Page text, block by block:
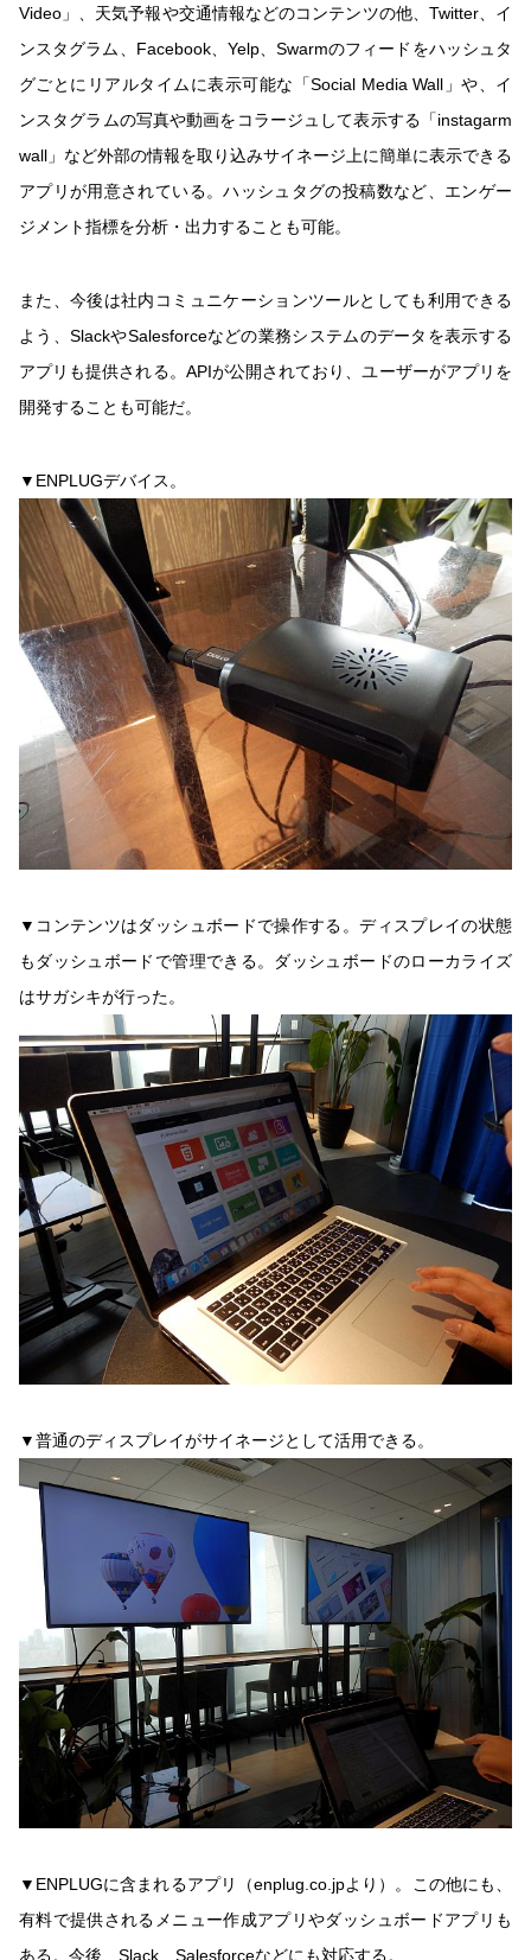
Video」、天気予報や交通情報などのコンテンツの他、Twitter、イ
ンスタグラム、Facebook、Yelp、Swarmのフィードをハッシュタ
グごとにリアルタイムに表示可能な「Social Media Wall」や、イ
ンスタグラムの写真や動画をコラージュして表示する「instagarm
wall」など外部の情報を取り込みサイネージ上に簡単に表示できる
アプリが用意されている。ハッシュタグの投稿数など、エンゲー
ジメント指標を分析・出力することも可能。
また、今後は社内コミュニケーションツールとしても利用できる
よう、SlackやSalesforceなどの業務システムのデータを表示する
アプリも提供される。APIが公開されており、ユーザーがアプリを
開発することも可能だ。
▼ENPLUGデバイス。
▼コンテンツはダッシュボードで操作する。ディスプレイの状態
もダッシュボードで管理できる。ダッシュボードのローカライズ
はサガシキが行った。
▼普通のディスプレイがサイネージとして活用できる。
▼ENPLUGに含まれるアプリ（enplug.co.jpより）。この他にも、
有料で提供されるメニュー作成アプリやダッシュボードアプリも
ある。今後、Slack、Salesforceなどにも対応する。